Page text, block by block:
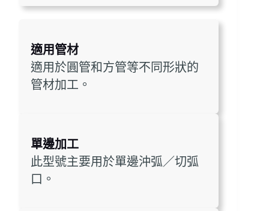
適用管材
適用於圓管和方管等不同形狀的
管材加工。
單邊加工
此型號主要用於單邊沖弧／切弧
口。